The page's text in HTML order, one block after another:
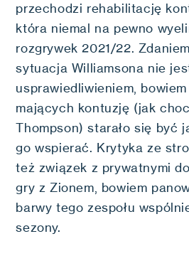
przechodzi rehabilitację
która niemal na pewno
rozgrywek 2021/22.
sytuacja Williamsona nie
usprawiedliwieniem,
mających kontuzję (jak
Thompson) starało się być
go wspierać. Krytyka ze
też związek z prywatnymi
gry z Zionem, bowiem
barwy tego zespołu
sezony.